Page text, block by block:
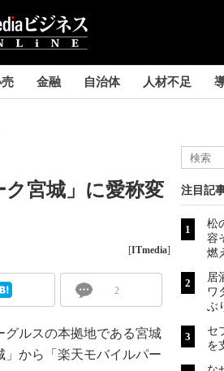
金融 自治体 人材不足
宮城」に愛称変
[ITmedia]
2
ルスの本拠地である宮城
から「楽天モバイルパー
注目記
松
容
燃
居
ワ
ぶ
セ
を